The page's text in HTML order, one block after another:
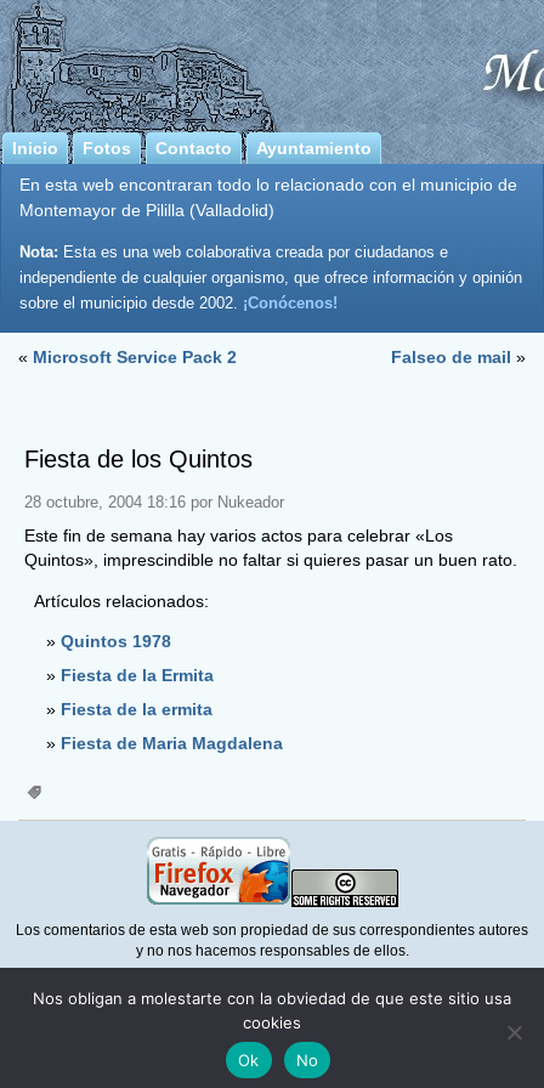
Inicio Fotos Contacto
Ayuntamiento
En esta web encontraran todo lo relacionado con el municipio de
Montemayor de Pililla (Valladolid)
Nota: Esta es una web colaborativa creada por ciudadanos e
independiente de cualquier organismo, que ofrece información y opinión
sobre el municipio desde 2002. ¡Conócenos!
« Microsoft Service Pack 2 Falseo de mail »
Fiesta de los Quintos
28 octubre, 2004 18:16 por Nukeador
Este fin de semana hay varios actos para celebrar «Los
Quintos», imprescindible no faltar si quieres pasar un buen rato.
Artículos relacionados:
Quintos 1978
Fiesta de la Ermita
Fiesta de la ermita
Fiesta de Maria Magdalena
Los comentarios de esta web son propiedad de sus correspondientes autores
y no nos hacemos responsables de ellos.
respete la normativa delW3CcomoMozilla Firefox
Política de privacidad
Nos obligan a molestarte con la obviedad de que este sitio usa
cookies
Ok
No